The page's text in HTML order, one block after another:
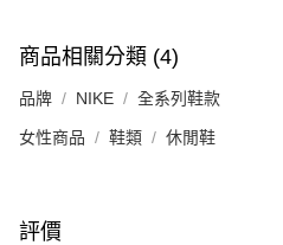
商品相關分類 (4)
品牌 NIKE 全系列鞋款
女性商品 鞋類 休閒鞋
評價